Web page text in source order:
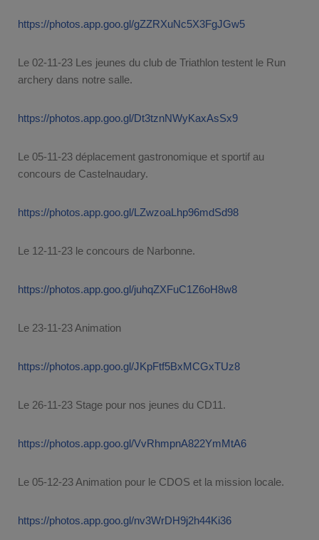
https://photos.app.goo.gl/gZZRXuNc5X3FgJGw5
Le 02-11-23 Les jeunes du club de Triathlon testent le Run
archery dans notre salle.
https://photos.app.goo.gl/Dt3tznNWyKaxAsSx9
Le 05-11-23 déplacement gastronomique et sportif au
concours de Castelnaudary.
https://photos.app.goo.gl/LZwzoaLhp96mdSd98
Le 12-11-23 le concours de Narbonne.
https://photos.app.goo.gl/juhqZXFuC1Z6oH8w8
Le 23-11-23 Animation
https://photos.app.goo.gl/JKpFtf5BxMCGxTUz8
Le 26-11-23 Stage pour nos jeunes du CD11.
https://photos.app.goo.gl/VvRhmpnA822YmMtA6
Le 05-12-23 Animation pour le CDOS et la mission locale.
https://photos.app.goo.gl/nv3WrDH9j2h44Ki36